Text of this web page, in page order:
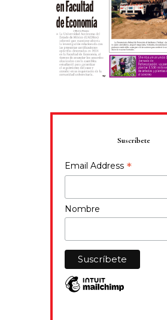
Suscríbete
Email Address *
Nombre